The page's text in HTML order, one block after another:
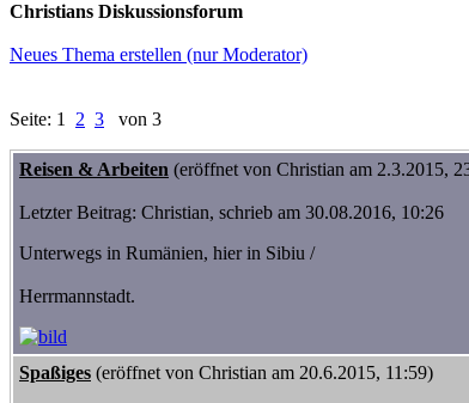
Christians Diskussionsforum
Neues Thema erstellen (nur Moderator)
Seite: 1 2 3 von 3
Reisen & Arbeiten (eröffnet von Christian am 2.3.2015,
Letzter Beitrag: Christian, schrieb am 30.08.2016, 10:26
Unterwegs in Rumänien, hier in Sibiu /
Herrmannstadt.
Spaßiges (eröffnet von Christian am 20.6.2015, 11:59)